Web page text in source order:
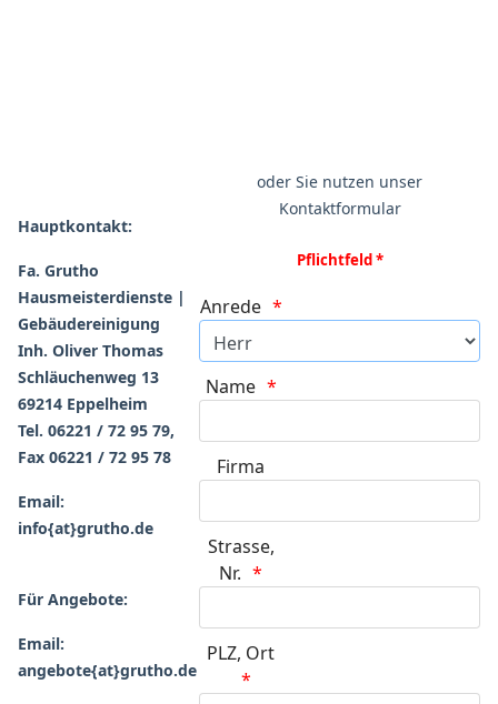
Hauptkontakt:
Fa. Grutho
Hausmeisterdienste |
Gebäudereinigung
Inh. Oliver Thomas
Schläuchenweg 13
69214 Eppelheim
Tel. 06221 / 72 95 79,
Fax 06221 / 72 95 78
Email:
info{at}grutho.de
Für Angebote:
Email:
angebote{at}grutho.de
oder Sie nutzen unser
Kontaktformular
Pflichtfeld *
Anrede
Name
Firma
Strasse,
Nr.
PLZ, Ort